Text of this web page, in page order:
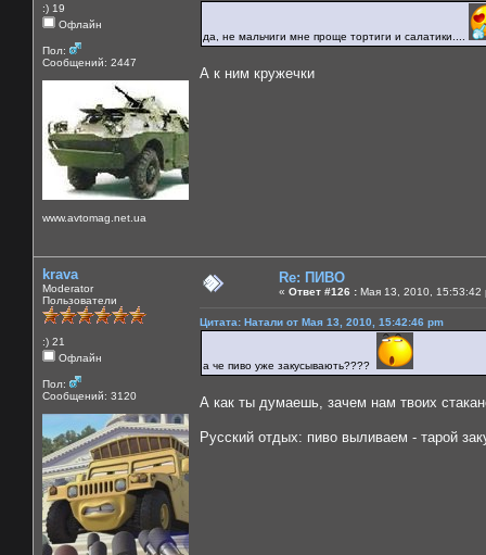
:) 19
Офлайн
Пол:
Сообщений: 2447
www.avtomag.net.ua
да, не мальчиги мне проще тортиги и салатики....
А к ним кружечки
krava
Moderator
Пользователи
:) 21
Офлайн
Пол:
Сообщений: 3120
Re: ПИВО
« Ответ #126 : Мая 13, 2010, 15:53:42
Цитата: Натали от Мая 13, 2010, 15:42:46 pm
а че пиво уже закусывають????
А как ты думаешь, зачем нам твоих
Русский отдых: пиво выливаем - тарой